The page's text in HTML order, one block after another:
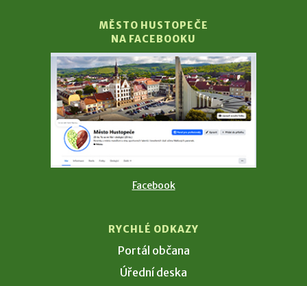
MĚSTO HUSTOPEČE
NA FACEBOOKU
Facebook
RYCHLÉ ODKAZY
Portál občana
Úřední deska